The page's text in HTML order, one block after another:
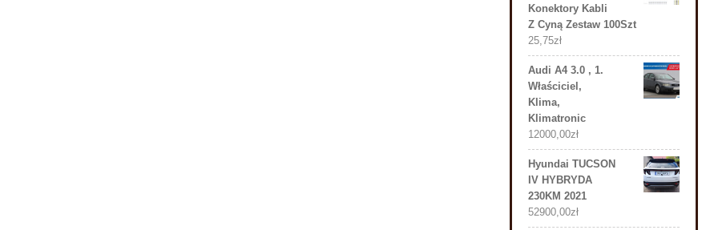
Konektory Kabli
Z Cyną Zestaw 100Szt
25,75zł
Audi A4 3.0 , 1.
Właściciel,
Klima,
Klimatronic
12000,00zł
Hyundai TUCSON
IV HYBRYDA
230KM 2021
52900,00zł